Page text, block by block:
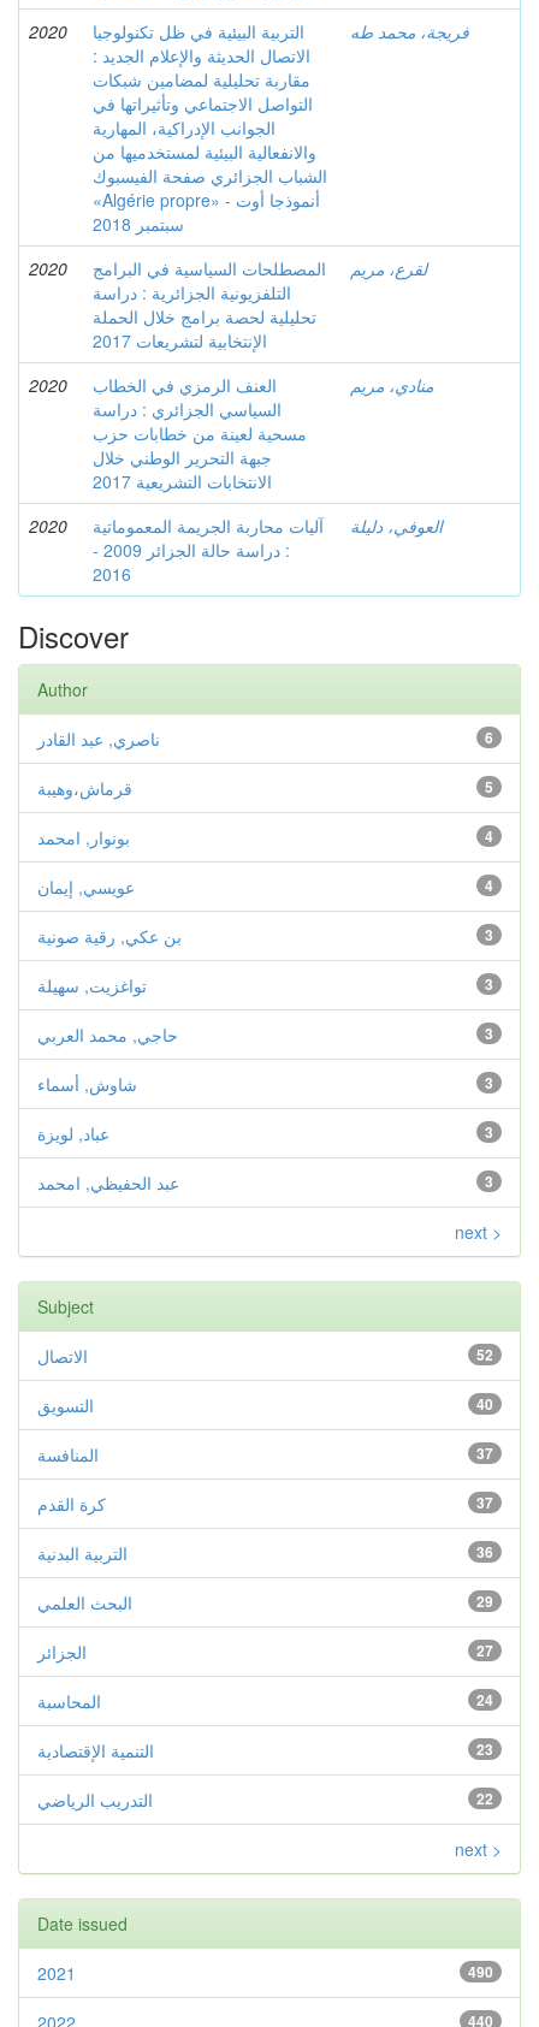
2020
التربية البيئية في ظل تكنولوجيا
الاتصال الحديثة والإعلام الجديد :
مقاربة تحليلية لمضامين شبكات
التواصل الاجتماعي وتأثيراتها في
الجوانب الإدراكية، المهارية
والانفعالية البيئية لمستخدميها من
الشباب الجزائري صفحة الفيسبوك
«Algérie propre» أنموذجا أوت -
سبتمبر 2018
فريجة، محمد طه
2020
المصطلحات السياسية في البرامج
التلفزيونية الجزائرية : دراسة
تحليلية لحصة برامج خلال الحملة
الإنتخابية لتشريعات 2017
لقرع، مريم
2020
العنف الرمزي في الخطاب
السياسي الجزائري : دراسة
مسحية لعينة من خطابات حزب
جبهة التحرير الوطني خلال
الانتخابات التشريعية 2017
منادي، مريم
2020
آليات محاربة الجريمة المعموماتية
: دراسة حالة الجزائر 2009 -
2016
العوفي، دليلة
Discover
Author
6 ناصري, عبد القادر
5 قرماش،وهيبة
4 بونوار, امحمد
4 عويسي, إيمان
3 بن عكي, رقية صونية
3 تواغزيت, سهيلة
3 حاجي, محمد العربي
3 شاوش, أسماء
3 عباد, لويزة
3 عبد الحفيظي, امحمد
next >
Subject
52 الاتصال
40 التسويق
37 المنافسة
37 كرة القدم
36 التربية البدنية
29 البحث العلمي
27 الجزائر
24 المحاسبة
23 التنمية الإقتصادية
22 التدريب الرياضي
next >
Date issued
490
2021
440
2022